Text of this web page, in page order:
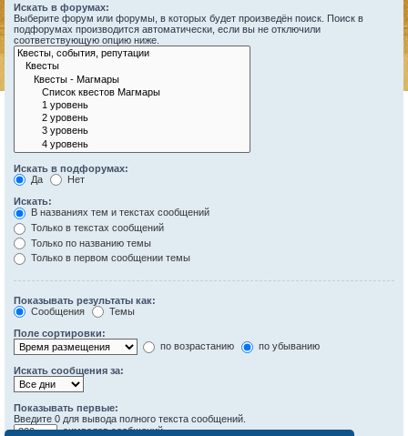
Искать в форумах:
Выберите форум или форумы, в которых будет произведён поиск. Поиск в
подфорумах производится автоматически, если вы не отключили
соответствующую опцию ниже.
Искать в подфорумах:
Да
Нет
Искать:
В названиях тем и текстах сообщений
Только в текстах сообщений
Только по названию темы
Только в первом сообщении темы
Показывать результаты как:
Сообщения
Темы
Поле сортировки:
по возрастанию
по убыванию
Искать сообщения за:
Показывать первые:
Введите 0 для вывода полного текста сообщений.
символов сообщений